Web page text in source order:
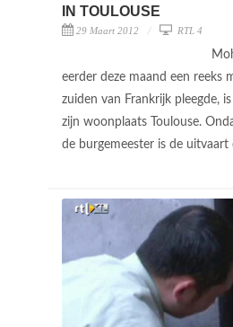
IN TOULOUSE
29 Maart 2012 RTL 4
eerder deze maand een reeks
zuiden van Frankrijk pleegde,
zijn woonplaats Toulouse.
de burgemeester is de uitvaart